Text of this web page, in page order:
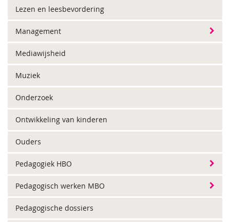
Lezen en leesbevordering
Management
Mediawijsheid
Muziek
Onderzoek
Ontwikkeling van kinderen
Ouders
Pedagogiek HBO
Pedagogisch werken MBO
Pedagogische dossiers